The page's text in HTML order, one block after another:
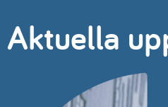
Aktuella